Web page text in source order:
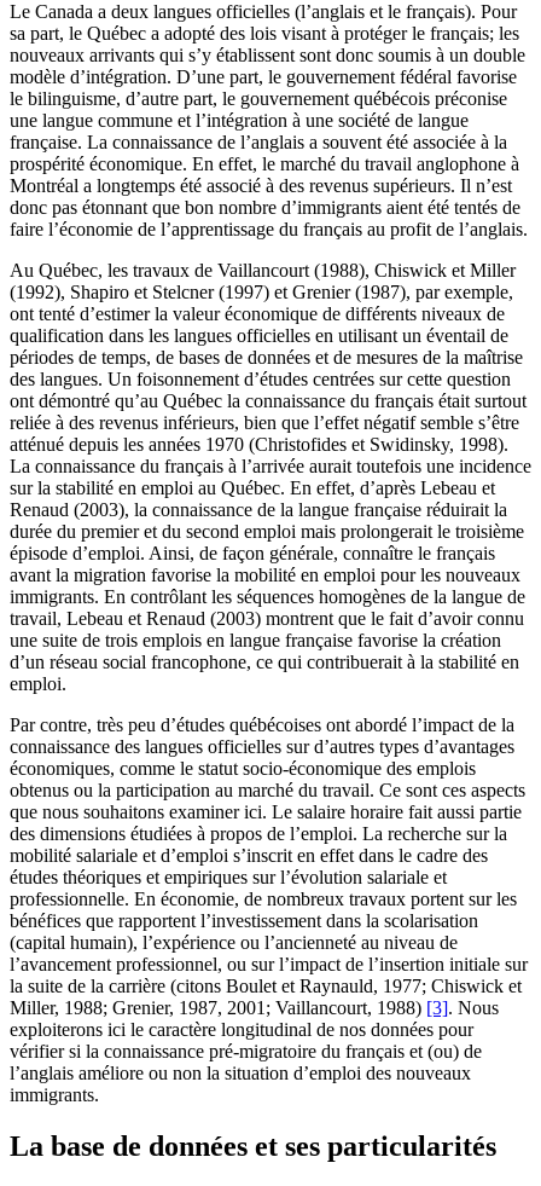
Le Canada a deux langues officielles (l’anglais et le français). Pour
sa part, le Québec a adopté des lois visant à protéger le français; les
nouveaux arrivants qui s’y établissent sont donc soumis à un double
modèle d’intégration. D’une part, le gouvernement fédéral favorise
le bilinguisme, d’autre part, le gouvernement québécois préconise
une langue commune et l’intégration à une société de langue
française. La connaissance de l’anglais a souvent été associée à la
prospérité économique. En effet, le marché du travail anglophone à
Montréal a longtemps été associé à des revenus supérieurs. Il n’est
donc pas étonnant que bon nombre d’immigrants aient été tentés de
faire l’économie de l’apprentissage du français au profit de l’anglais.
Au Québec, les travaux de Vaillancourt (1988), Chiswick et Miller
(1992), Shapiro et Stelcner (1997) et Grenier (1987), par exemple,
ont tenté d’estimer la valeur économique de différents niveaux de
qualification dans les langues officielles en utilisant un éventail de
périodes de temps, de bases de données et de mesures de la maîtrise
des langues. Un foisonnement d’études centrées sur cette question
ont démontré qu’au Québec la connaissance du français était surtout
reliée à des revenus inférieurs, bien que l’effet négatif semble s’être
atténué depuis les années 1970 (Christofides et Swidinsky, 1998).
La connaissance du français à l’arrivée aurait toutefois une incidence
sur la stabilité en emploi au Québec. En effet, d’après Lebeau et
Renaud (2003), la connaissance de la langue française réduirait la
durée du premier et du second emploi mais prolongerait le troisième
épisode d’emploi. Ainsi, de façon générale, connaître le français
avant la migration favorise la mobilité en emploi pour les nouveaux
immigrants. En contrôlant les séquences homogènes de la langue de
travail, Lebeau et Renaud (2003) montrent que le fait d’avoir connu
une suite de trois emplois en langue française favorise la création
d’un réseau social francophone, ce qui contribuerait à la stabilité en
emploi.
Par contre, très peu d’études québécoises ont abordé l’impact de la
connaissance des langues officielles sur d’autres types d’avantages
économiques, comme le statut socio-économique des emplois
obtenus ou la participation au marché du travail. Ce sont ces aspects
que nous souhaitons examiner ici. Le salaire horaire fait aussi partie
des dimensions étudiées à propos de l’emploi. La recherche sur la
mobilité salariale et d’emploi s’inscrit en effet dans le cadre des
études théoriques et empiriques sur l’évolution salariale et
professionnelle. En économie, de nombreux travaux portent sur les
bénéfices que rapportent l’investissement dans la scolarisation
(capital humain), l’expérience ou l’ancienneté au niveau de
l’avancement professionnel, ou sur l’impact de l’insertion initiale sur
la suite de la carrière (citons Boulet et Raynauld, 1977; Chiswick et
Miller, 1988; Grenier, 1987, 2001; Vaillancourt, 1988) [3]. Nous
exploiterons ici le caractère longitudinal de nos données pour
vérifier si la connaissance pré-migratoire du français et (ou) de
l’anglais améliore ou non la situation d’emploi des nouveaux
immigrants.
La base de données et ses particularités